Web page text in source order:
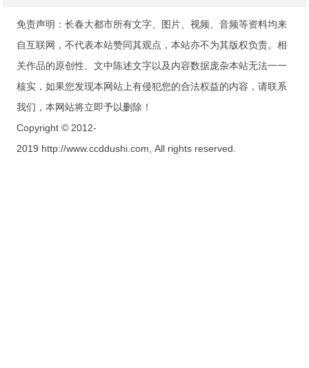
免责声明：长春大都市所有文字、图片、视频、音频等资料均来
自互联网，不代表本站赞同其观点，本站亦不为其版权负责。相
关作品的原创性、文中陈述文字以及内容数据庞杂本站无法一一
核实，如果您发现本网站上有侵犯您的合法权益的内容，请联系
我们，本网站将立即予以删除！
Copyright © 2012-
2019 http://www.ccddushi.com, All rights reserved.